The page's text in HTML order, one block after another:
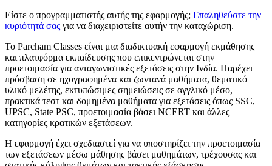
Είστε ο προγραμματιστής αυτής της εφαρμογής; Επαληθεύστε την
κυριότητά σας για να διαχειριστείτε αυτήν την καταχώριση.
Το Parcham Classes είναι μια διαδικτυακή εφαρμογή εκμάθησης
και πλατφόρμα εκπαίδευσης που επικεντρώνεται στην
προετοιμασία για ανταγωνιστικές εξετάσεις στην Ινδία. Παρέχει
πρόσβαση σε ηχογραφημένα και ζωντανά μαθήματα, θεματικό
υλικό μελέτης, εκτυπώσιμες σημειώσεις σε αγγλικό μέσο, ​​
πρακτικά τεστ και δομημένα μαθήματα για εξετάσεις όπως SSC,
UPSC, State PSC, προετοιμασία βάσει NCERT και άλλες
κατηγορίες κρατικών εξετάσεων.
Η εφαρμογή έχει σχεδιαστεί για να υποστηρίζει την προετοιμασία
των εξετάσεων μέσω μάθησης βάσει μαθημάτων, τρέχουσας και